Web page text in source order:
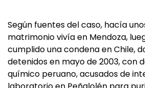
Según fuentes del caso, hacía
matrimonio vivía en Mendoza,
cumplido una condena en Chile,
detenidos en mayo de 2003, con
químico peruano, acusados de